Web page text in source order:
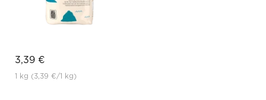
3,39 €
1 kg (3,39 €/1 kg)